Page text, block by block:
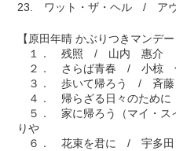
23. ワット・ザ・ヘル / アヴ
【原田年晴 かぶりつきマンデ
１． 残照 / 山内 惠介
２． さらば青春 / 小椋
３． 歩いて帰ろう / 斉
４． 帰らざる日々のため
５． 家に帰ろう（マイ・
りや
６． 花束を君に / 宇多